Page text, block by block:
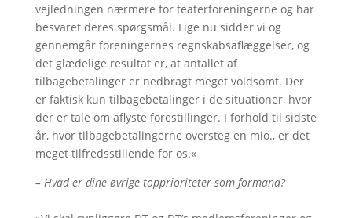
vejledningen nærmere for teaterforeningerne og har
besvaret deres spørgsmål. Lige nu sidder vi og
gennemgår foreningernes regnskabsaflæggelser, og
det glædelige resultat er, at antallet af
tilbagebetalinger er nedbragt meget voldsomt. Der
er faktisk kun tilbagebetalinger i de situationer, hvor
der er tale om aflyste forestillinger. I forhold til sidste
år, hvor tilbagebetalingerne oversteg en mio., er det
meget tilfredsstillende for os.«
– Hvad er dine øvrige topprioriteter som formand?